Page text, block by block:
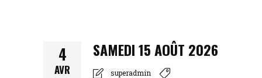
4
AVR
SAMEDI 15 AOÛT 2026
superadmin